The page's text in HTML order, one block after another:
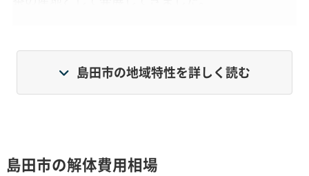
の住宅が寿命を迎えつつあります。加えて、いつ起
きるか分からない南海トラフ地震への備えも必要
になっています。
島田市の地域特性を詳しく読む
島田市の解体費用相場